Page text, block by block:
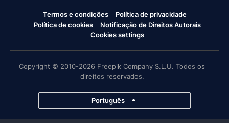
Termos e condições
Política de privacidade
Política de cookies
Notificação de Direitos Autorais
Cookies settings
Copyright © 2010-2026 Freepik Company S.L.U. Todos os
direitos reservados.
Português